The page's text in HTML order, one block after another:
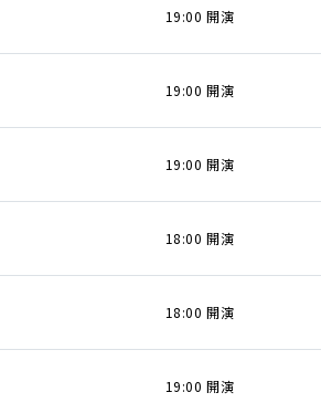
19:00 開演
19:00 開演
19:00 開演
18:00 開演
18:00 開演
19:00 開演